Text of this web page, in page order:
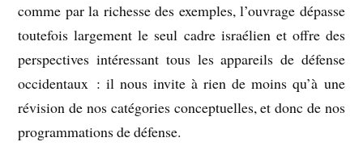
comme par la richesse des exemples, l’ouvrage dépasse
toutefois largement le seul cadre israélien et offre des
perspectives intéressant tous les appareils de défense
occidentaux : il nous invite à rien de moins qu’à une
révision de nos catégories conceptuelles, et donc de nos
programmations de défense.